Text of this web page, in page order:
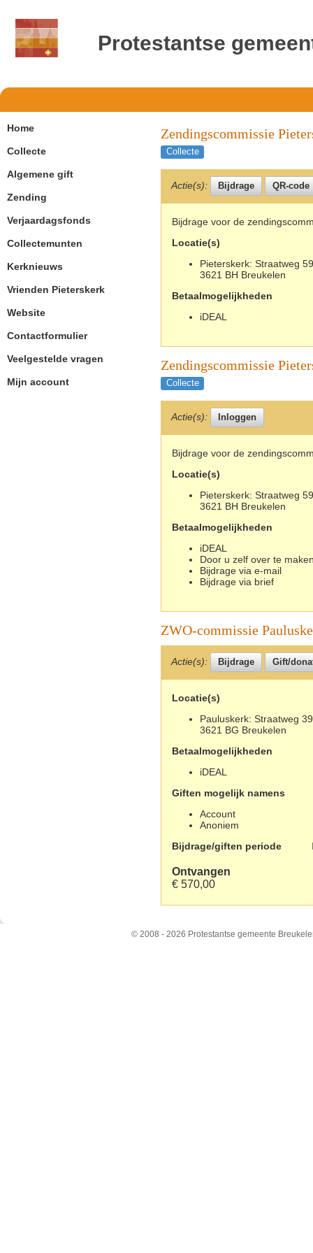
Protestantse
Zendingscommissie
Collecte
Actie(s):
Bijdrage voor de
Locatie(s)
Pieterskerk: Straatweg
3621 BH Breukelen
Betaalmogelijkheden
iDEAL
Zendingscommissie
Collecte
Actie(s):
Bijdrage voor de
Locatie(s)
Pieterskerk: Straatweg
3621 BH Breukelen
Betaalmogelijkheden
iDEAL
Door u zelf over te
Bijdrage via e-mail
Bijdrage via brief
ZWO-commissie
Actie(s):
Locatie(s)
Pauluskerk: Straatweg
3621 BG Breukelen
Betaalmogelijkheden
iDEAL
Giften mogelijk namens
Account
Anoniem
Bijdrage/giften periode
Ontvangen
€ 570,00
Home
Collecte
Algemene gift
Zending
Verjaardagsfonds
Collectemunten
Kerknieuws
Vrienden Pieterskerk
Website
Contactformulier
Veelgestelde vragen
Mijn account
© 2008 - 2026 Protestantse gemeente